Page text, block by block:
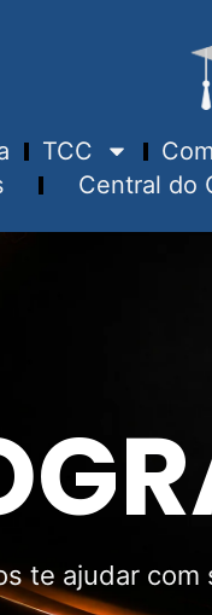
TCC
Central do
te ajudar